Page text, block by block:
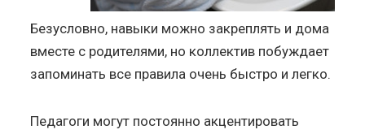
Безусловно, навыки можно закреплять и дома
вместе с родителями, но коллектив побуждает
запоминать все правила очень быстро и легко.
Педагоги могут постоянно акцентировать